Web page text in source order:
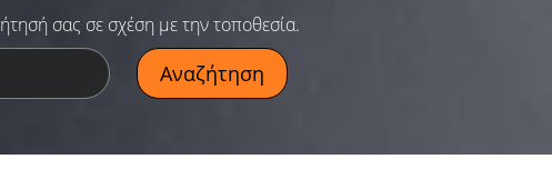
σας σε σχέση με την τοποθεσία.